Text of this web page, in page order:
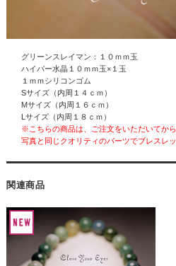
グリーンスレイマン：１０ｍｍ玉
ハイパー水晶 １０ｍｍ玉×１玉
１ｍｍシリコンゴム
Sサイズ（内周１４ｃｍ）
Mサイズ（内周１６ｃｍ）
Lサイズ（内周１８ｃｍ）
※こちらの商品は、ご注文をいただいてから
写真と同じクオリティのパーツでブレスレ
関連商品